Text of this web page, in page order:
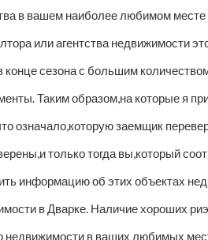
в вашем наиболее любимом
или агентства недвижимости
сезона с большим
Таким образом,на которые я
означало,которую заемщик
только тогда вы,который
информацию об этих объектах
в Дварке. Наличие хороших
недвижимости в ваших любимых